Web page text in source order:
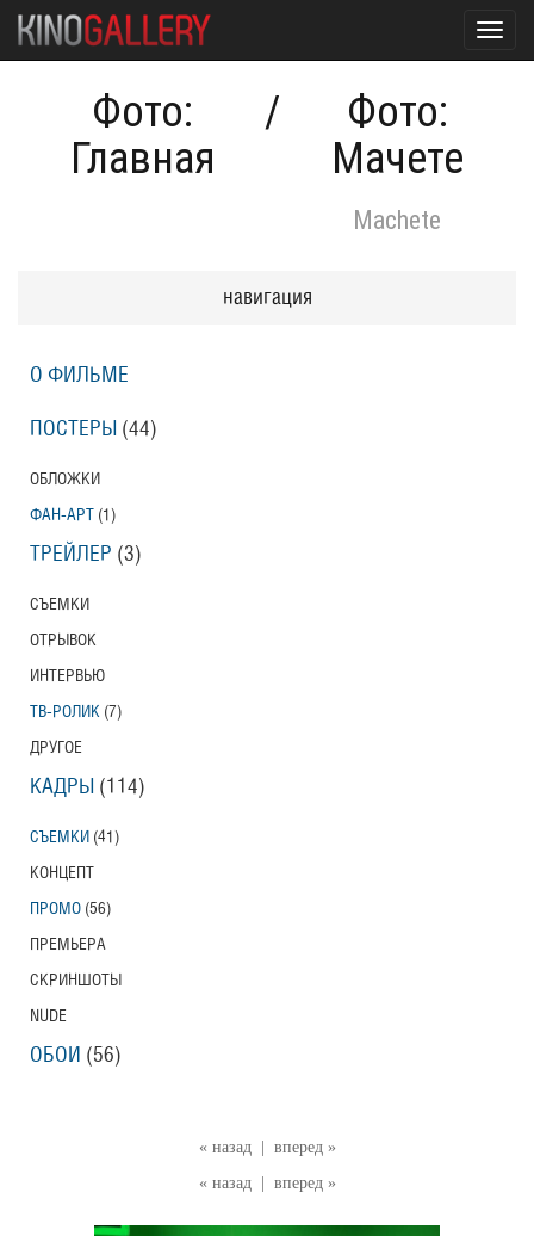
Фото:
Главная
/
Фото:
Мачете
Machete
« назад
вперед »
« назад
вперед »
навигация
О ФИЛЬМЕ
ПОСТЕРЫ (44)
ОБЛОЖКИ
ФАН-АРТ (1)
ТРЕЙЛЕР (3)
СЪЕМКИ
ОТРЫВОК
ИНТЕРВЬЮ
ТВ-РОЛИК (7)
ДРУГОЕ
КАДРЫ (114)
СЪЕМКИ (41)
КОНЦЕПТ
ПРОМО (56)
ПРЕМЬЕРА
СКРИНШОТЫ
NUDE
ОБОИ (56)